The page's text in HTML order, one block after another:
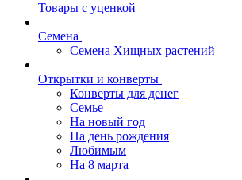
Товары с уценкой
Семена
Семена Хищных растений
Открытки и конверты
Конверты для денег
Семье
На новый год
На день рождения
Любимым
На 8 марта